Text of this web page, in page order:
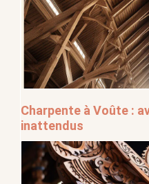
Charpente à Voûte :
inattendus